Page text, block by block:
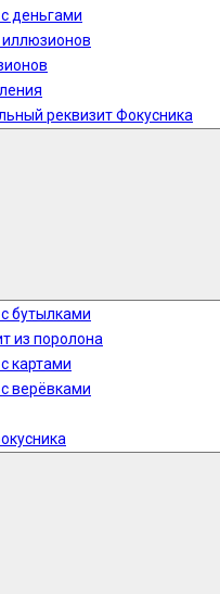
деньгами
реквизит Фокусника
бутылками
из поролона
картами
верёвками